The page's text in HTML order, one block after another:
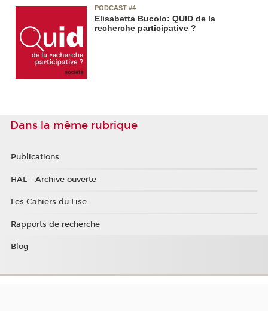
PODCAST #4
Elisabetta Bucolo: QUID de la
recherche participative ?
Dans la même rubrique
Publications
HAL - Archive ouverte
Les Cahiers du Lise
Rapports de recherche
Blog